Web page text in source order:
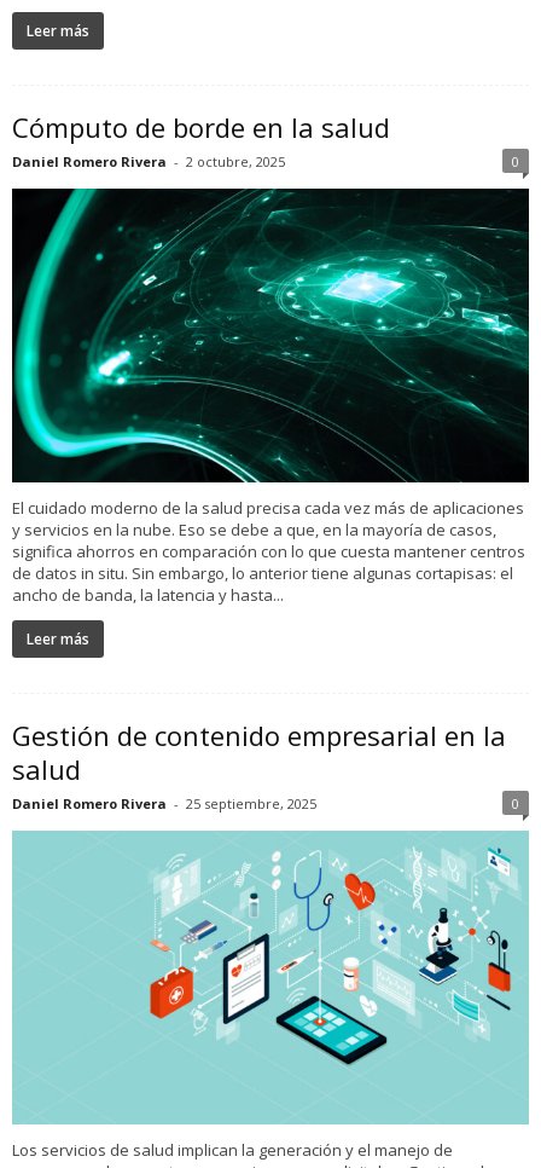
Leer más
Cómputo de borde en la salud
Daniel Romero Rivera - 2 octubre, 2025 0
El cuidado moderno de la salud precisa cada vez más de aplicaciones
y servicios en la nube. Eso se debe a que, en la mayoría de casos,
significa ahorros en comparación con lo que cuesta mantener centros
de datos in situ. Sin embargo, lo anterior tiene algunas cortapisas: el
ancho de banda, la latencia y hasta...
Leer más
Gestión de contenido empresarial en la
salud
Daniel Romero Rivera - 25 septiembre, 2025 0
Los servicios de salud implican la generación y el manejo de